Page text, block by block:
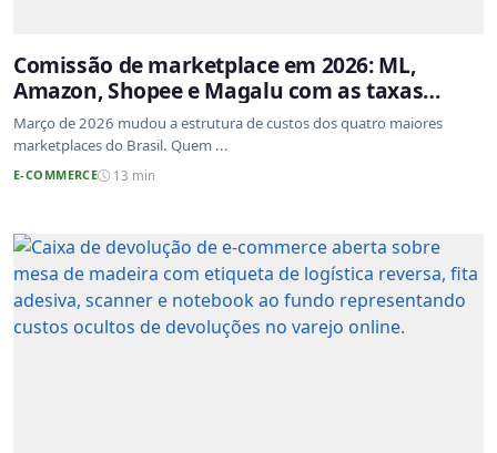
Comissão de marketplace em 2026: ML,
Amazon, Shopee e Magalu com as taxas
atualizadas
Março de 2026 mudou a estrutura de custos dos quatro maiores
marketplaces do Brasil. Quem ...
E-COMMERCE 13 min